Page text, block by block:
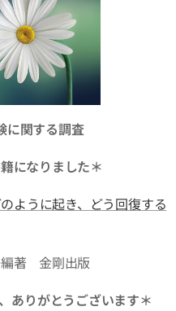
に関する調査
になりました＊
ように起き、どう回復する
編著 金剛出版
ありがとうございます＊